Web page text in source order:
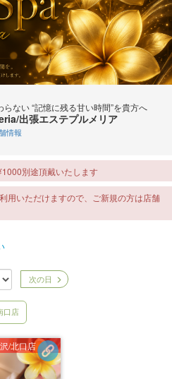
ない “記憶に残る甘い時間”を貴方へ
出張エステプルメリア
情報
別途頂戴いたします
用いただけますので、ご新規の方は店舗
次の日
口店
/北口店